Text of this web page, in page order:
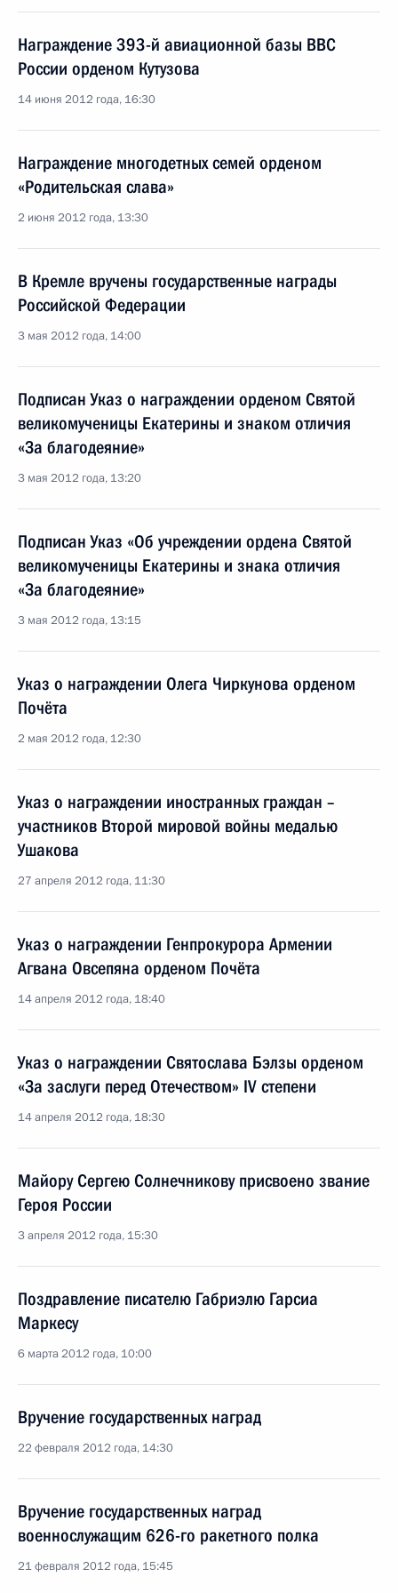
Награждение 393-й авиационной базы ВВС
России орденом Кутузова
14 июня 2012 года, 16:30
Награждение многодетных семей орденом
«Родительская слава»
2 июня 2012 года, 13:30
В Кремле вручены государственные награды
Российской Федерации
3 мая 2012 года, 14:00
Подписан Указ о награждении орденом Святой
великомученицы Екатерины и знаком отличия
«За благодеяние»
3 мая 2012 года, 13:20
Подписан Указ «Об учреждении ордена Святой
великомученицы Екатерины и знака отличия
«За благодеяние»
3 мая 2012 года, 13:15
Указ о награждении Олега Чиркунова орденом
Почёта
2 мая 2012 года, 12:30
Указ о награждении иностранных граждан –
участников Второй мировой войны медалью
Ушакова
27 апреля 2012 года, 11:30
Указ о награждении Генпрокурора Армении
Агвана Овсепяна орденом Почёта
14 апреля 2012 года, 18:40
Указ о награждении Святослава Бэлзы орденом
«За заслуги перед Отечеством» IV степени
14 апреля 2012 года, 18:30
Майору Сергею Солнечникову присвоено звание
Героя России
3 апреля 2012 года, 15:30
Поздравление писателю Габриэлю Гарсиа
Маркесу
6 марта 2012 года, 10:00
Вручение государственных наград
22 февраля 2012 года, 14:30
Вручение государственных наград
военнослужащим 626-го ракетного полка
21 февраля 2012 года, 15:45